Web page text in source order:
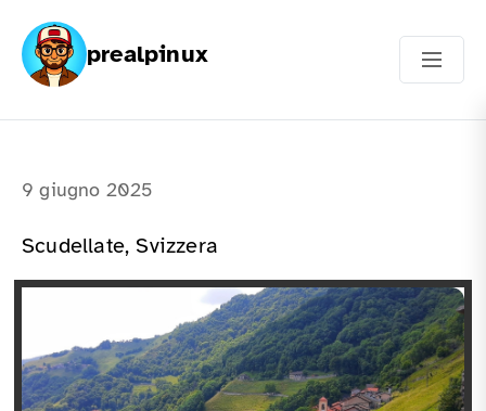
prealpinux
9 giugno 2025
Scudellate, Svizzera